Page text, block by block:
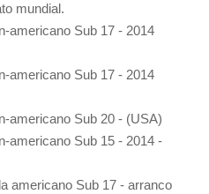
mundial.
americano Sub 17 - 2014
americano Sub 17 - 2014
americano Sub 20 - (USA)
americano Sub 15 - 2014 -
americano Sub 17 - arranco